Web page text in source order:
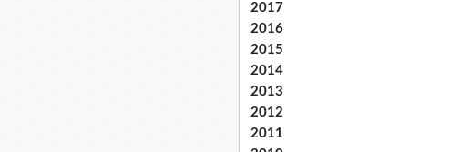
2017
2016
2015
2014
2013
2012
2011